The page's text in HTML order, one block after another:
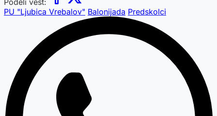
PU "Ljubica Vrebalov" Balonijada Predskolci